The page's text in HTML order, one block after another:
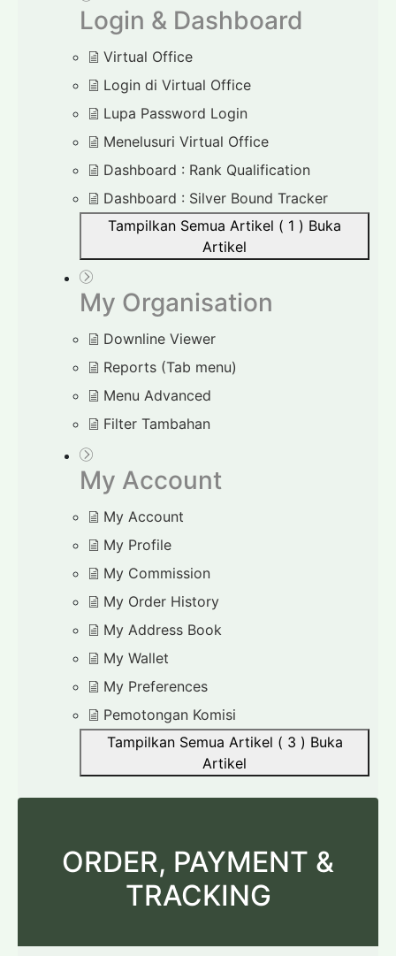
Login & Dashboard
Virtual Office
Login di Virtual Office
Lupa Password Login
Menelusuri Virtual Office
Dashboard : Rank Qualification
Dashboard : Silver Bound Tracker
Tampilkan Semua Artikel ( 1 ) Buka
Artikel
My Organisation
Downline Viewer
Reports (Tab menu)
Menu Advanced
Filter Tambahan
My Account
My Account
My Profile
My Commission
My Order History
My Address Book
My Wallet
My Preferences
Pemotongan Komisi
Tampilkan Semua Artikel ( 3 ) Buka
Artikel
ORDER, PAYMENT &
TRACKING